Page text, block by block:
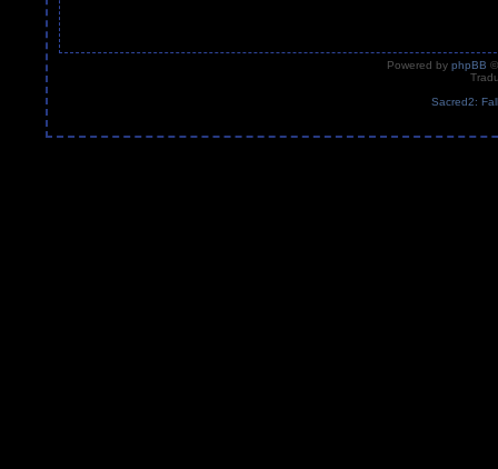
Powered by phpBB
Sacred2: